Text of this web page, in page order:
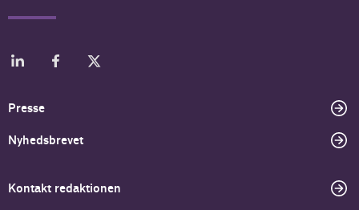
Presse
Nyhedsbrevet
Kontakt redaktionen